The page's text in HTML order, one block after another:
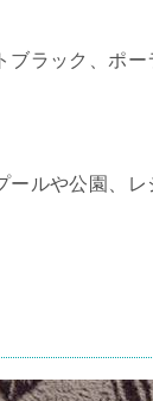
ブラック、ポ
ルや公園、